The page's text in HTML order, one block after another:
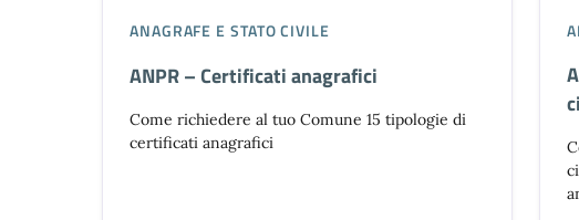
ANAGRAFE E STATO CIVILE
ANPR – Certificati anagrafici
Come richiedere al tuo Comune 15 tipologie di
certificati anagrafici